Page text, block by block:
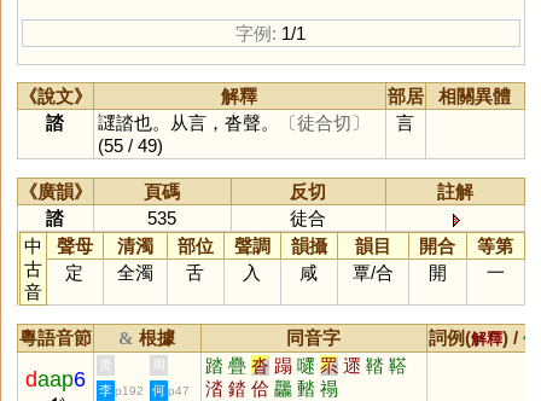
字例: 1/1
《說文》 解釋 部居
相關異體
誻
䜚誻也。从言，沓聲。
〔徒合切〕
(55 / 49)
言
《廣韻》 頁碼 反切
註解
誻
535
徒合
中
古
音
聲母 清濁 部位 聲調 韻攝 韻目 開合
等第
定
全濁 舌 入 咸 覃/合 開 一
粵語音節 & 根據 同音字 詞例(解釋) /
daap6
黃 周 踏 疊 沓 蹋 嚃 眔 遝 鞜 鞳
涾 錔 佮 龘 濌 禢
李 p192 何 p47